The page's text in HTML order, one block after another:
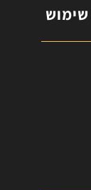
שימוש